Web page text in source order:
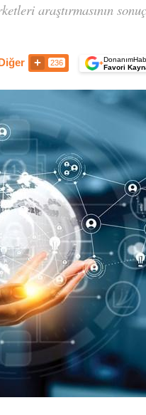
araştırmasının
Diğer 236 +
Favori